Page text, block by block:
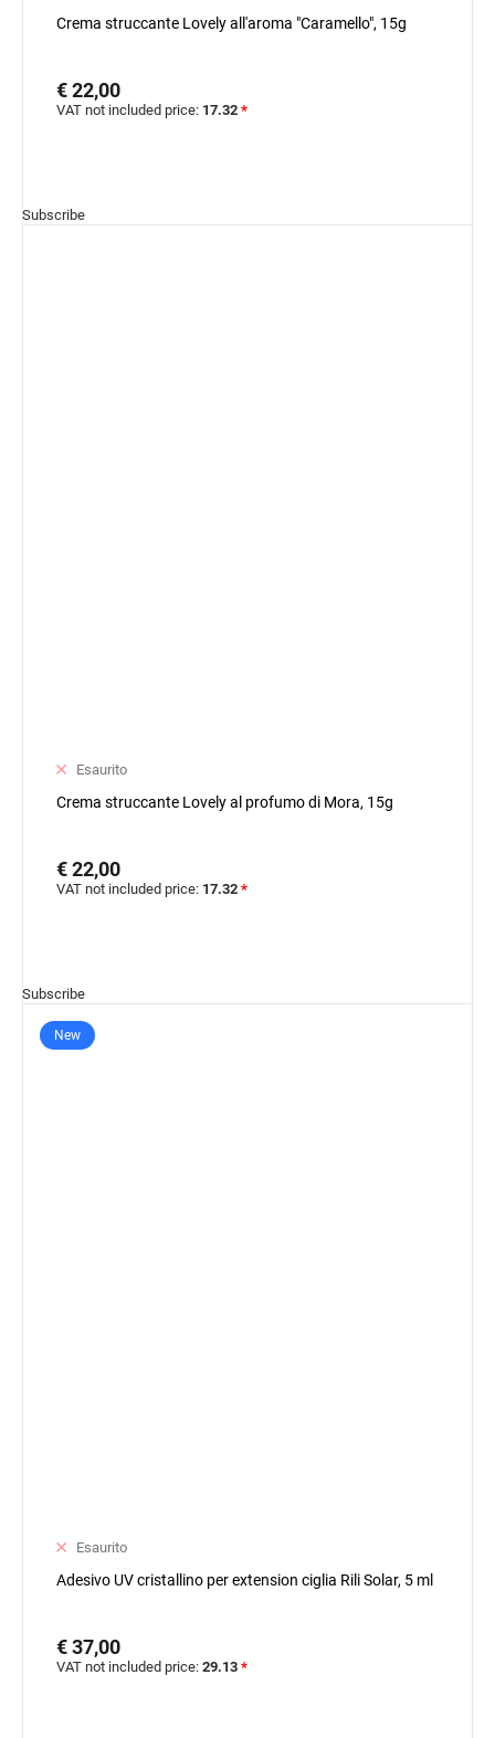
Crema struccante Lovely all'aroma "Caramello", 15g
€ 22,00
VAT not included price: 17.32 *
Subscribe
Esaurito
Crema struccante Lovely al profumo di Mora, 15g
€ 22,00
VAT not included price: 17.32 *
Subscribe
New
Esaurito
Adesivo UV cristallino per extension ciglia Rili Solar, 5 ml
€ 37,00
VAT not included price: 29.13 *